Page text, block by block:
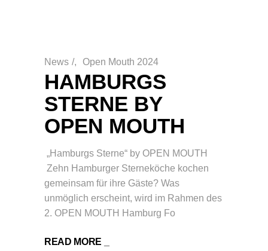
News / Open Mouth 2024
HAMBURGS
STERNE BY
OPEN MOUTH
„Hamburgs Sterne“ by OPEN MOUTH
Zehn Hamburger Sterneköche kochen
gemeinsam für ihre Gäste? Was
unmöglich erscheint, wird im Rahmen des
2. OPEN MOUTH Hamburg Fo
READ MORE